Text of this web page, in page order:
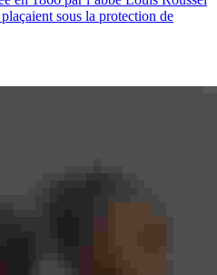
sous la protection de